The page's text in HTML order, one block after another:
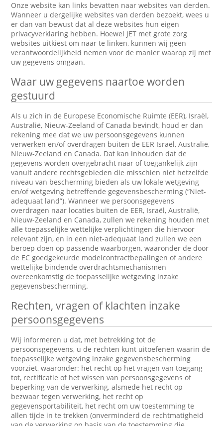
Onze website kan links bevatten naar websites van derden.
Wanneer u dergelijke websites van derden bezoekt, wees u
er dan van bewust dat al deze websites hun eigen
privacyverklaring hebben. Hoewel JET met grote zorg
websites uitkiest om naar te linken, kunnen wij geen
verantwoordelijkheid nemen voor de manier waarop zij met
uw gegevens omgaan.
Waar uw gegevens naartoe worden
gestuurd
Als u zich in de Europese Economische Ruimte (EER), Israël,
Australië, Nieuw-Zeeland of Canada bevindt, houd er dan
rekening mee dat we uw persoonsgegevens kunnen
verwerken en/of overdragen buiten de EER Israël, Australië,
Nieuw-Zeeland en Canada. Dat kan inhouden dat de
gegevens worden overgebracht naar of toegankelijk zijn
vanuit andere rechtsgebieden die misschien niet hetzelfde
niveau van bescherming bieden als uw lokale wetgeving
en/of wetgeving betreffende gegevensbescherming (“Niet-
adequaat land”). Wanneer we persoonsgegevens
overdragen naar locaties buiten de EER, Israël, Australië,
Nieuw-Zeeland en Canada, zullen we rekening houden met
alle toepasselijke wettelijke verplichtingen die hiervoor
relevant zijn, en in een niet-adequaat land zullen we een
beroep doen op passende waarborgen, waaronder de door
de EC goedgekeurde modelcontractbepalingen of andere
wettelijke bindende overdrachtsmechanismen
overeenkomstig de toepasselijke wetgeving inzake
gegevensbescherming.
Rechten, vragen of klachten inzake
persoonsgegevens
Wij informeren u dat, met betrekking tot de
persoonsgegevens, u de rechten kunt uitoefenen waarin de
toepasselijke wetgeving inzake gegevensbescherming
voorziet, waaronder: het recht op het vragen van toegang
tot, rectificatie of het wissen van persoonsgegevens of
beperking van de verwerking, alsmede het recht op
bezwaar tegen verwerking, het recht op
gegevensportabiliteit, het recht om uw toestemming te
allen tijde in te trekken (onverminderd de rechtmatigheid